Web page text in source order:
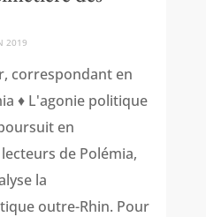
2019
correspondant en
♦ L'agonie politique
en
de Polémia,
la
outre-Rhin. Pour